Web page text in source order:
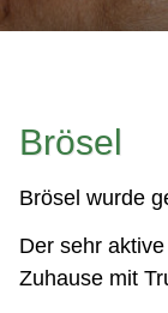
Brösel
Brösel wurde
Der sehr
Zuhause mit